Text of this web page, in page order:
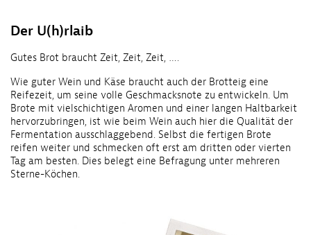
Der U(h)rlaib
Gutes Brot braucht Zeit, Zeit, Zeit, ….
Wie guter Wein und Käse braucht auch der Brotteig eine
Reifezeit, um seine volle Geschmacksnote zu entwickeln. Um
Brote mit vielschichtigen Aromen und einer langen Haltbarkeit
hervorzubringen, ist wie beim Wein auch hier die Qualität der
Fermentation ausschlaggebend. Selbst die fertigen Brote
reifen weiter und schmecken oft erst am dritten oder vierten
Tag am besten. Dies belegt eine Befragung unter mehreren
Sterne-Köchen.